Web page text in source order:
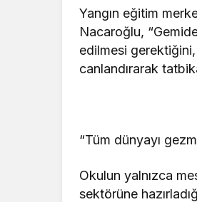
Yangın eğitim
Nacaroğlu,
edilmesi
canlandırarak
“Tüm dünyayı
Okulun yalnızca
sektörüne